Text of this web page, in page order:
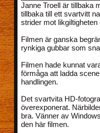
Janne Troell är tillbaka
tillbaka till ett svartvitt
strider mot
Filmen är ganska
rynkiga gubbar som
Filmen hade kunnat
förmåga att ladda
handlingen.
Det svartvita HD-
överexponerat.
bra. Vänner av
den här filmen.